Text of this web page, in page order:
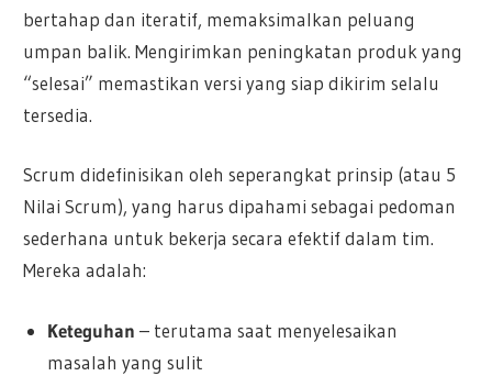
bertahap dan iteratif, memaksimalkan peluang
umpan balik. Mengirimkan peningkatan produk yang
“selesai” memastikan versi yang siap dikirim selalu
tersedia.
Scrum didefinisikan oleh seperangkat prinsip (atau 5
Nilai Scrum), yang harus dipahami sebagai pedoman
sederhana untuk bekerja secara efektif dalam tim.
Mereka adalah:
Keteguhan – terutama saat menyelesaikan
masalah yang sulit